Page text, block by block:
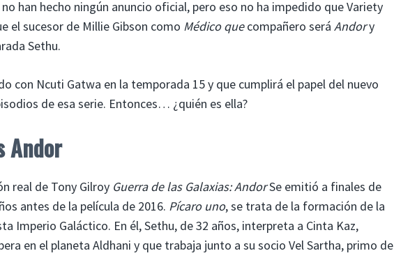
han hecho ningún anuncio oficial, pero eso no ha impedido que Variety
el sucesor de Millie Gibson como Médico quecompañero será Andory
Sethu.
con Ncuti Gatwa en la temporada 15 y que cumplirá el papel del nuevo
de esa serie. Entonces… ¿quién es ella?
Andor
real de Tony Gilroy Guerra de las Galaxias: AndorSe emitió a finales de
antes de la película de 2016. Pícaro uno, se trata de la formación de la
Imperio Galáctico. En él, Sethu, de 32 años, interpreta a Cinta Kaz,
en el planeta Aldhani y que trabaja junto a su socio Vel Sartha, primo de